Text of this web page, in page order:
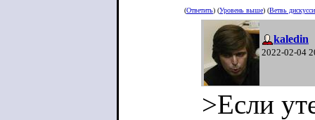
(Ответить) (Уровень выше) (Ветвь
kaledin
2022-02-04
>Если